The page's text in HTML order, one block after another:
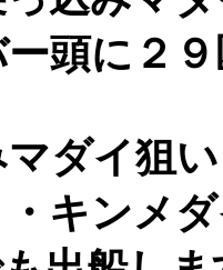
ー頭に２
ダイ狙
キンメ